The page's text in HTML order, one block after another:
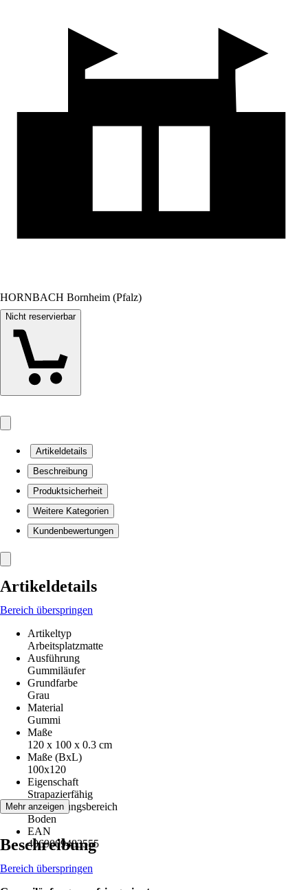
HORNBACH Bornheim (Pfalz)
Nicht reservierbar
Artikeldetails
Beschreibung
Produktsicherheit
Weitere Kategorien
Kundenbewertungen
Artikeldetails
Bereich überspringen
Artikeltyp
Arbeitsplatzmatte
Ausführung
Gummiläufer
Grundfarbe
Grau
Material
Gummi
Maße
120 x 100 x 0.3 cm
Maße (BxL)
100x120
Eigenschaft
Strapazierfähig
Anwendungsbereich
Boden
EAN
4069009483555
Mehr anzeigen
Beschreibung
Bereich überspringen